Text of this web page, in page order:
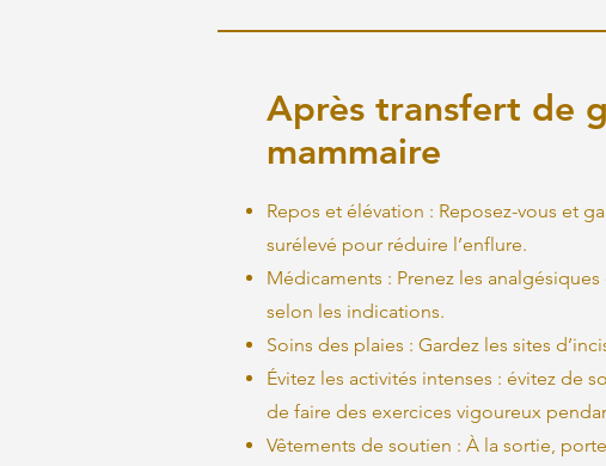
Après transfert de
mammaire
Repos et élévation : Reposez-vous et
surélevé pour réduire l’enflure.
Médicaments : Prenez les
selon les indications.
Soins des plaies : Gardez les sites
Évitez les activités intenses : évitez de
de faire des exercices vigoureux
Vêtements de soutien : À la sortie,